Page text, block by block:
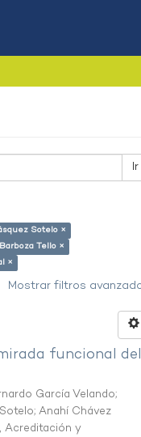
Ir
Sotelo ×
Tello ×
×
Mostrar filtros
funcional del
García Velando;
;Anahí Chávez
Acreditación y